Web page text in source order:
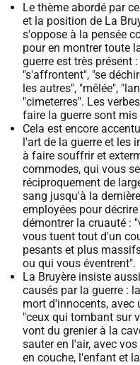
Le thème abordé par
et la position de La
s'oppose à la pensée
pour en montrer toute
guerre est très présent
"s'affrontent", "se
les autres", "mêlée",
"cimeterres". Les
faire la guerre sont mis
Cela est encore
l'art de la guerre et les
à faire souffrir et
commodes, qui vous
réciproquement de
sang jusqu'à la
employées pour
démontrer la cruauté :
vous tuent tout d'un
pesants et plus
ou qui vous éventrent".
La Bruyère insiste
causés par la guerre :
mort d'innocents, avec
"ceux qui tombant sur
vont du grenier à la
sauter en l'air, avec
en couche, l'enfant et